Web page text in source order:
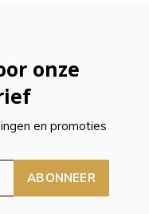
onze
en promoties
ABONNEER